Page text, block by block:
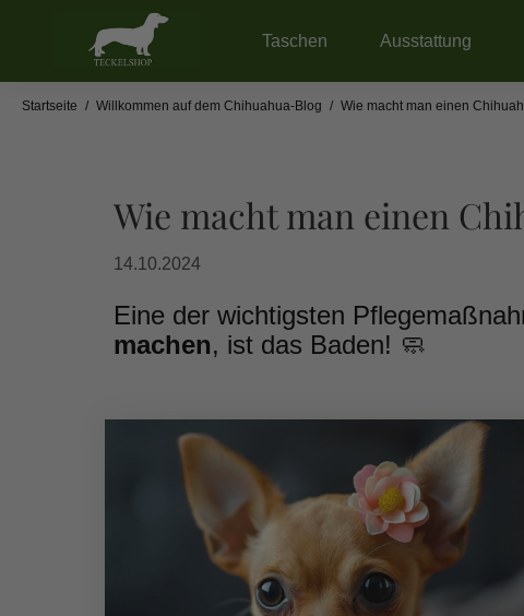
Taschen Ausstattung
Startseite / Willkommen auf dem Chihuahua-Blog / Wie macht man einen
Wie macht man einen
14.10.2024
Eine der wichtigsten
machen, ist das Baden! 🧼